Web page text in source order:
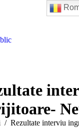
Rezultate interviu